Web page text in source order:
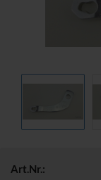
Art.Nr.: